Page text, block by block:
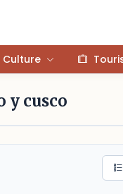
Culture
y cusco